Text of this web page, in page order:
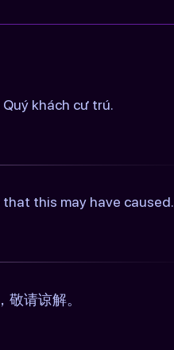
khách cư trú.
this may have caused.
请谅解。